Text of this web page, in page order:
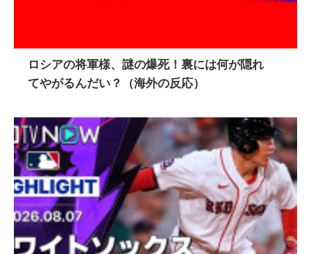
ロシアの将軍様、謎の爆死！裏には何が隠れ
てやがるんだい？（海外の反応）